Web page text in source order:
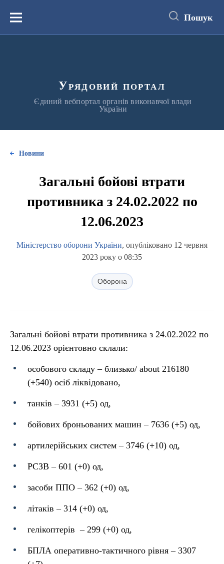
вмістуМеню Пошук
Урядовий портал
Єдиний вебпортал органів виконавчої влади
України
Новини
Загальні бойові втрати
противника з 24.02.2022 по
12.06.2023
Міністерство оборони України, опубліковано 12 червня
2023 року о 08:35
Оборона
Загальні бойові втрати противника з 24.02.2022 по
12.06.2023 орієнтовно склали:
особового складу ‒ близько/ about 216180
(+540) осіб ліквідовано,
танків ‒ 3931 (+5) од,
бойових броньованих машин ‒ 7636 (+5) од,
артилерійських систем – 3746 (+10) од,
РСЗВ – 601 (+0) од,
засоби ППО ‒ 362 (+0) од,
літаків – 314 (+0) од,
гелікоптерів – 299 (+0) од,
БПЛА оперативно-тактичного рівня – 3307